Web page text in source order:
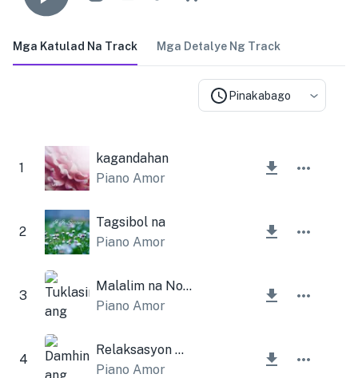
Mga Katulad Na Track Mga Detalye Ng Track
Pinakabago
1
kagandahan
Piano Amor
2
Tagsibol na
Piano Amor
3
Malalim na Nostalgia
Piano Amor
4
Relaksasyon Gamit ang Piano
Piano Amor